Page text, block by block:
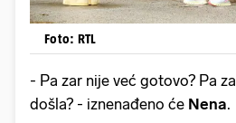
Foto: RTL
- Pa zar nije već gotovo? Pa
došla? - iznenađeno će Nena.